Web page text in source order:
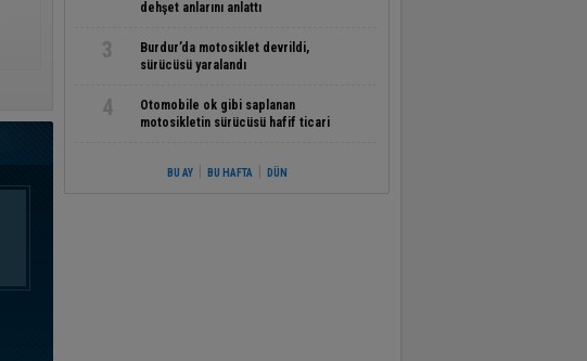
dehşet anlarını anlattı
3
Burdur’da motosiklet devrildi,
sürücüsü yaralandı
4
Otomobile ok gibi saplanan
motosikletin sürücüsü hafif ticari
BU AY BU HAFTA DÜN